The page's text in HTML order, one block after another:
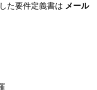
た要件定義書は メール